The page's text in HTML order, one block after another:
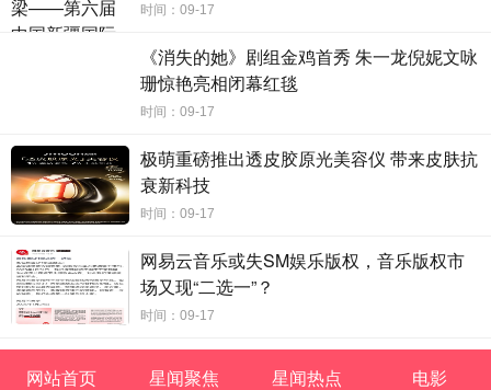
时间：09-17
《消失的她》剧组金鸡首秀 朱一龙倪妮文咏
珊惊艳亮相闭幕红毯
时间：09-17
极萌重磅推出透皮胶原光美容仪 带来皮肤抗
衰新科技
时间：09-17
网易云音乐或失SM娱乐版权，音乐版权市
场又现“二选一”？
时间：09-17
网站首页 星闻聚焦 星闻热点 电影